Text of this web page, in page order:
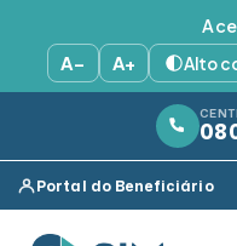
A−
A+ Alto
Portal do Beneficiário